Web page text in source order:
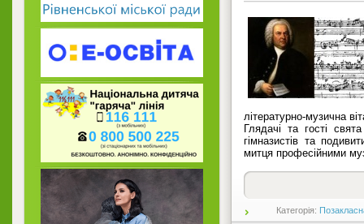
літературно-музична
Глядачі та гості
гімназистів та
митця професійними
Категорія: